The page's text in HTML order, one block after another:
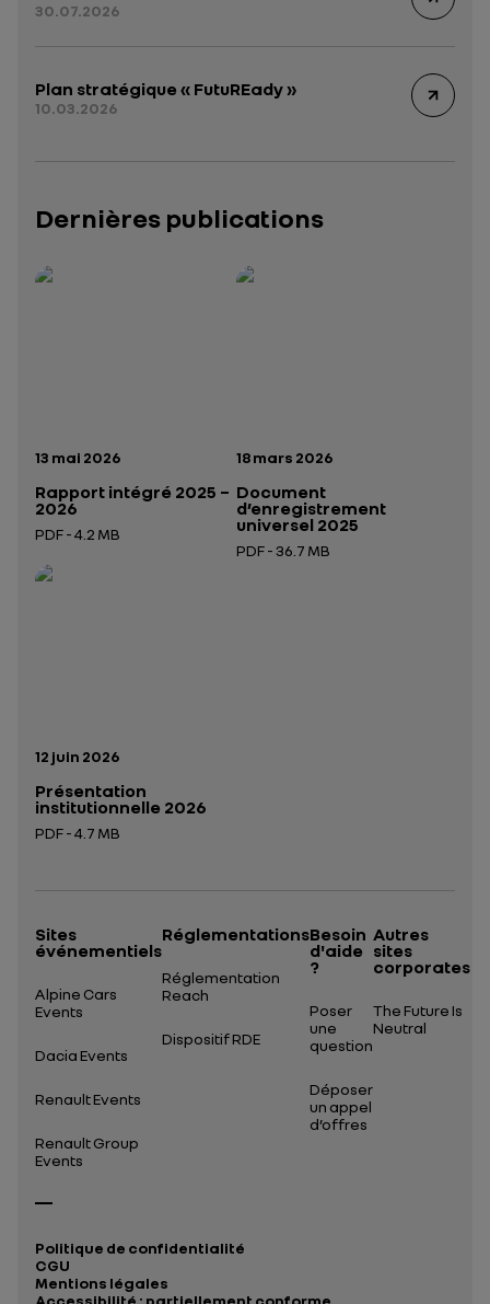
30.07.2026
Plan stratégique « FutuREady »
10.03.2026
Dernières publications
Date de publication:
13 mai 2026
Rapport intégré 2025 –
2026
PDF - 4.2 MB
Ouverture dans un nouvel onglet
Rapport intégré 2025 – 2026— données structurées (JSON)
Date de publication:
18 mars 2026
Document
d’enregistrement
universel 2025
PDF - 36.7 MB
Date de publication:
12 juin 2026
Présentation
institutionnelle 2026
PDF - 4.7 MB
Présentation institutionnelle 2026
Sites
événementiels
Alpine Cars
Events
Dacia Events
Renault Events
Renault Group
Events
Réglementations
Réglementation
Reach
Dispositif RDE
Besoin
d'aide
?
Poser
une
question
Déposer
un appel
d’offres
Autres
sites
corporates
The Future Is
Neutral
Politique de confidentialité
CGU
Mentions légales